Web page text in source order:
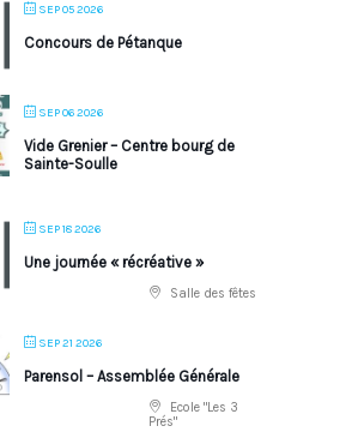
SEP 05 2026
Concours de Pétanque
SEP 06 2026
Vide Grenier – Centre bourg de
Sainte-Soulle
SEP 18 2026
Une journée « récréative »
Salle des fêtes
SEP 21 2026
Parensol – Assemblée Générale
Ecole "Les 3
Prés"